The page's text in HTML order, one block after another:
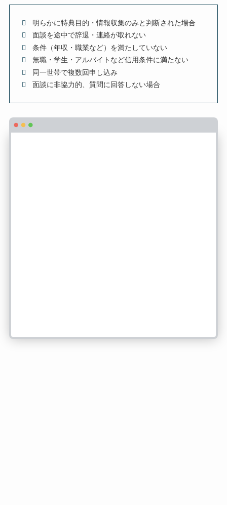
明らかに特典目的・情報収集のみと判断された場合
面談を途中で辞退・連絡が取れない
条件（年収・職業など）を満たしていない
無職・学生・アルバイトなど信用条件に満たない
同一世帯で複数回申し込み
面談に非協力的、質問に回答しない場合